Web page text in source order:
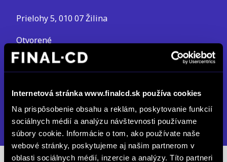
Internetová stránka www.finalcd.sk používa cookies
Na prispôsobenie obsahu a reklám, poskytovanie funkcií
sociálnych médií a analýzu návštevnosti používame
súbory cookie. Informácie o tom, ako používate naše
webové stránky, poskytujeme aj našim partnerom v
oblasti sociálnych médií, inzercie a analýzy. Títo partneri
Prielohy 5, 010 07 Žilina
Otvorené
Po až Pia: 08:00 - 17:00
info.za@finalcd.sk
DETAIL PREVÁDZKY